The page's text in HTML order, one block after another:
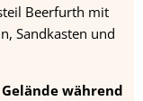
Beerfurth mit
Sandkasten und
während